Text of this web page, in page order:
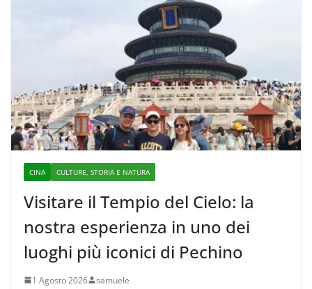
CINA CULTURE, STORIA E NATURA
Visitare il Tempio del Cielo: la
nostra esperienza in uno dei
luoghi più iconici di Pechino
1 Agosto 2026 samuele